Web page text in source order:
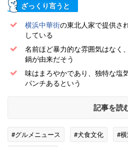
ざっくり言うと
横浜中華街の東北人家で提供さ
している
名前ほど暴力的な雰囲気はなく、
鍋が由来だそう
味はまろやかであり、独特な塩
パンチあるという
記事を読
#グルメニュース #犬食文化 #